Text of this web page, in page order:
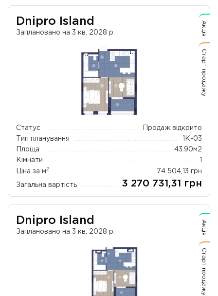
Dnipro Island
Заплановано на 3 кв. 2028 р.
Статус
Продаж відкрито
Тип планування
1К-03
Площа
43.90 м2
Кімнати
Ціна за м 2 74 504,13 грн
Загальна вартість 3 270 731,31 грн
Акція
Старт продажу
Dnipro Island
Заплановано на 3 кв. 2028 р. Акція
Старт продажу